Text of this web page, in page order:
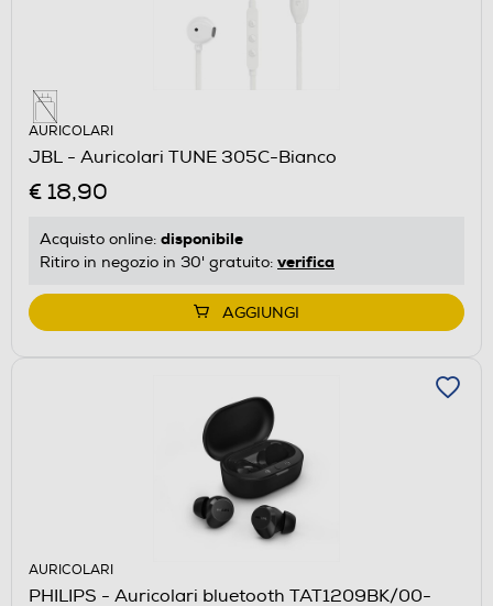
AURICOLARI
JBL - Auricolari TUNE 305C-Bianco
€ 18,90
Acquisto online: disponibile
Ritiro in negozio in 30' gratuito: verifica
AGGIUNGI
AURICOLARI
PHILIPS - Auricolari bluetooth TAT1209BK/00-